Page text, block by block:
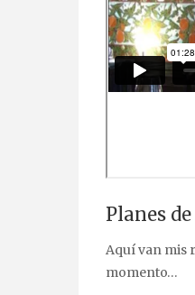
Planes
Aquí van mis
momento…